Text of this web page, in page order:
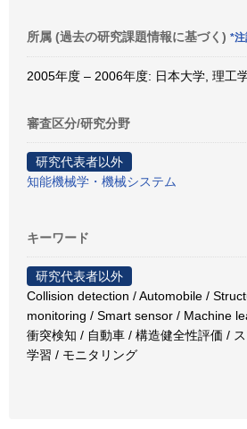
所属 (過去の研究課題情報に基づく) *注
2005年度 – 2006年度: 日本大学, 理工
審査区分/研究分野
研究代表者以外
知能機械学・機械システム
キーワード
研究代表者以外
Collision detection / Automobile /
monitoring / Smart sensor / Machine
衝突検知 / 自動車 / 構造健全性評価 /
学習 / モニタリング